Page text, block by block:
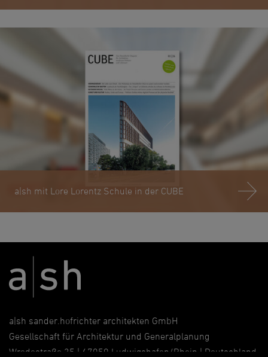
a|sh mit Lore Lorentz Schule in der CUBE
a|sh sander.hofrichter architekten GmbH
Gesellschaft für Architektur und Generalplanung
Wredestraße 35 | 67059 Ludwigshafen/Rhein | Deutschland